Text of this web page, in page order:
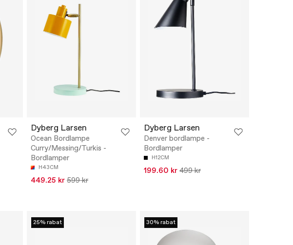
Dyberg Larsen
Ocean Bordlampe
Curry/Messing/Turkis -
Bordlamper
H43CM
449.25 kr 599 kr
Dyberg Larsen
Denver bordlampe -
Bordlamper
H12CM
199.60 kr 499 kr
25% rabat 30% rabat